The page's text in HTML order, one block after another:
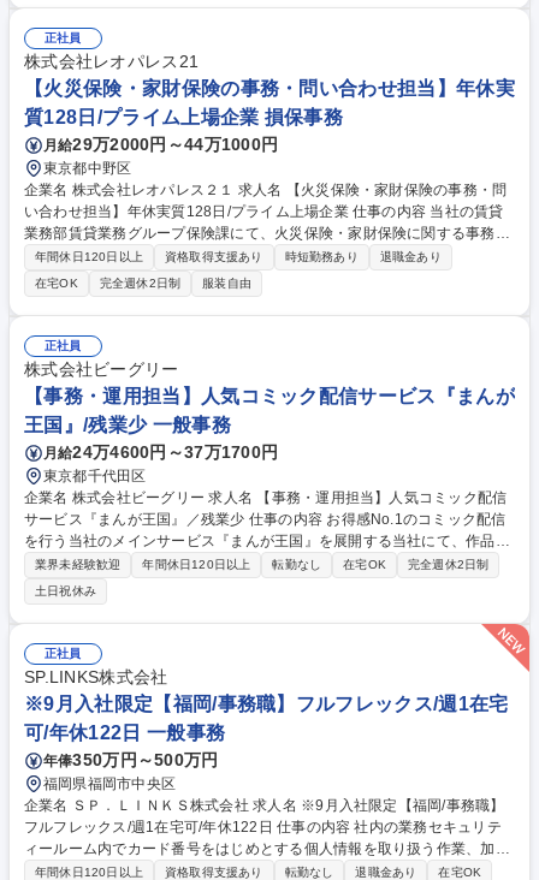
求書作成 ・社内申請処理、データチェック ・電話、メール対応（社内
外）※電話対応は配慮の上、業務内容を調整します ・営業担当者の事務サ
ポート業務 募集職種 【障がい者採用/契約社員】内勤営業・営業サポート/
短時間・短日数勤務の選択可
正社員
株式会社レオパレス21
【火災保険・家財保険の事務・問い合わせ担当】年休実
質128日/プライム上場企業 損保事務
月給29万2000円～44万1000円
東京都中野区
企業名 株式会社レオパレス２１ 求人名 【火災保険・家財保険の事務・問
い合わせ担当】年休実質128日/プライム上場企業 仕事の内容 当社の賃貸
業務部賃貸業務グループ保険課にて、火災保険・家財保険に関する事務業
務を担当していただきます。■変更の範囲：会社の定める業務 【詳細】■
弊社基幹システムおよび保険会社システムを使用した保険契約の申込・変
更・解約等の事務処理■保険契約の進捗管理に関する各種帳票・管理資料
の作成およびデータ入力・集計業務■保険募集人資格の登録・更新管理、
受講状況の確認および関連事務手続き■契約者様、保険会社、社内営業担
当者からの問い合わせ対応（電話・メールなど）■保険契約書類の内容確
認、不備チェックおよび関係部署との調整業務 等 募集職種 【火災保険・
家財保険の事務・問い合わせ担当】年休実質128日/プライム上場企業
年間休日120日以上 資格取得支援あり 時短勤務あり
退職金あり
在宅OK
完全週休2日制 服装自由
正社員
株式会社ビーグリー
【事務・運用担当】人気コミック配信サービス『まんが
王国』/残業少 一般事務
月給24万4600円～37万1700円
東京都千代田区
企業名 株式会社ビーグリー 求人名 【事務・運用担当】人気コミック配信
サービス『まんが王国』／残業少 仕事の内容 お得感No.1のコミック配信
を行う当社のメインサービス『まんが王国』を展開する当社にて、作品の
運用に関わる業務全般、サービスの編成・キャンペーンの企画運営などを
担当いただきます。 【具体的には】■売上編成、データ入力・管理、資料
作成 ■レポート作成、Excel・Googleスプレッドシート等を用いたデータ
集計 ■ユーザー問い合わせ対応 ■キャンペーンの企画・実施 【仕事の魅
力】自身の関わった企画や編成がダイレクトにユーザーの反響として数値
に表れるため、大きなやりがいと確かな成長を実感できます。 募集職種
【事務・運用担当】人気コミック配信サービス『まんが王国』／残業少
業界未経験歓迎 年間休日120日以上 転勤なし 在宅OK
完全週休2日制
土日祝休み
正社員
SP.LINKS株式会社
※9月入社限定【福岡/事務職】フルフレックス/週1在宅
可/年休122日 一般事務
年俸350万円～500万円
福岡県福岡市中央区
企業名 ＳＰ．ＬＩＮＫＳ株式会社 求人名 ※9月入社限定【福岡/事務職】
フルフレックス/週1在宅可/年休122日 仕事の内容 社内の業務セキュリテ
ィールーム内でカード番号をはじめとする個人情報を取り扱う作業、加盟
店からのお申込み受付・カード会社申請・登録。 ★電話対応1割,事務作業
年間休日120日以上 資格取得支援あり 転勤なし 退職金あり
在宅OK